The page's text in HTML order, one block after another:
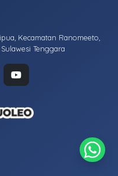
Kecamatan Ranomeeto,
Tenggara